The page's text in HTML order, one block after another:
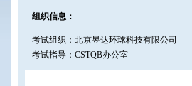
组织信息：
考试组织：北京昱达环球科技有限公司
考试指导：CSTQB办公室